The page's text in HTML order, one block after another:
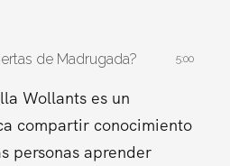
de Madrugada? 5:00
Wollants es un
compartir conocimiento
personas aprender